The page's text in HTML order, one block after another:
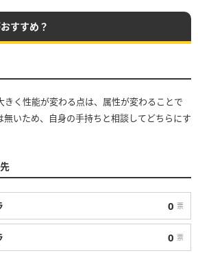
すすめ？
きく性能が変わる点は、属性が変わることで
無いため、自身の手持ちと相談してどちらにす
0 票
0 票